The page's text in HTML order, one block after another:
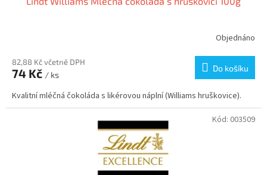
Objednáno
82,88 Kč včetně DPH
74 Kč / ks
Do košíku
Kvalitní mléčná čokoláda s likérovou náplní (Williams hruškovice).
Kód: 003509